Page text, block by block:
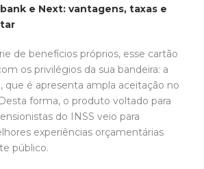
e Next: vantagens, taxas e
de benefícios próprios, esse cartão
os privilégios da sua bandeira: a
que é apresenta ampla aceitação no
forma, o produto voltado para
do INSS veio para
experiências orçamentárias
público.